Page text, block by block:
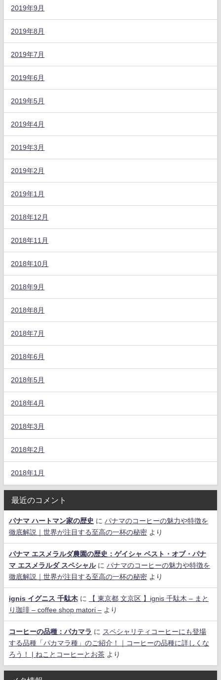
2019年9月
2019年8月
2019年7月
2019年6月
2019年5月
2019年4月
2019年3月
2019年2月
2019年1月
2018年12月
2018年11月
2018年10月
2018年9月
2018年8月
2018年7月
2018年6月
2018年5月
2018年4月
2018年3月
2018年2月
2018年1月
最近のコメント
パナマ ハートマン家の歴史 に パナマのコーヒーの魅力や特徴を
徹底解説｜世界が注目する至高の一杯の秘密 より
パナマ エスメラルダ農園の歴史：ゲイシャ ベスト・オブ・パナ
マ エスメラルダ スペシャルに パナマのコーヒーの魅力や特徴を
徹底解説｜世界が注目する至高の一杯の秘密 より
ignis イグニス 千駄木 に
【 東京都 文京区 】ignis 千駄木 – まと
り珈琲 – coffee shop matori – より
コーヒーの品種：パカマラ に スペシャリティコーヒーにも登場
する品種「パカマラ種」のご紹介！｜コーヒーの品種に詳しくな
ろう！ | ねことコーヒーとお茶 より